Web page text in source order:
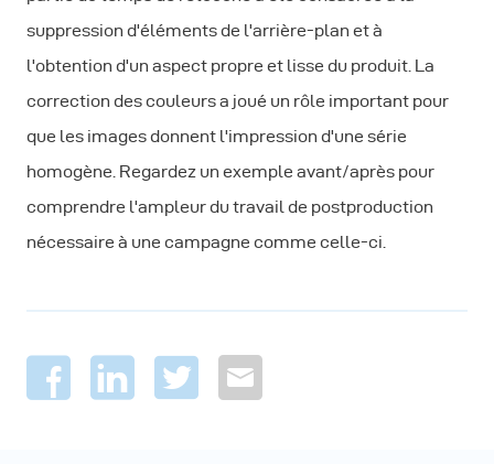
suppression d'éléments de l'arrière-plan et à
l'obtention d'un aspect propre et lisse du produit. La
correction des couleurs a joué un rôle important pour
que les images donnent l'impression d'une série
homogène. Regardez un exemple avant/après pour
comprendre l'ampleur du travail de postproduction
nécessaire à une campagne comme celle-ci.